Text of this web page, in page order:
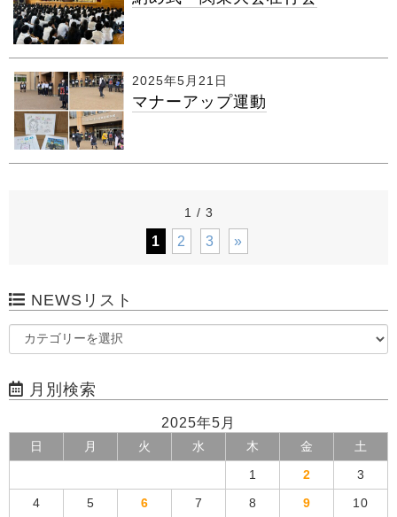
2025年5月21日
マナーアップ運動
1 / 3
1 2 3 »
NEWSリスト
月別検索
2025年5月
日 月 火 水 木 金 土
1 2 3
4 5 6 7 8 9 10